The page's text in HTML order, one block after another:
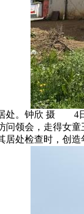
处。钟欣 摄 4
会，走得女童
处检查时，创造